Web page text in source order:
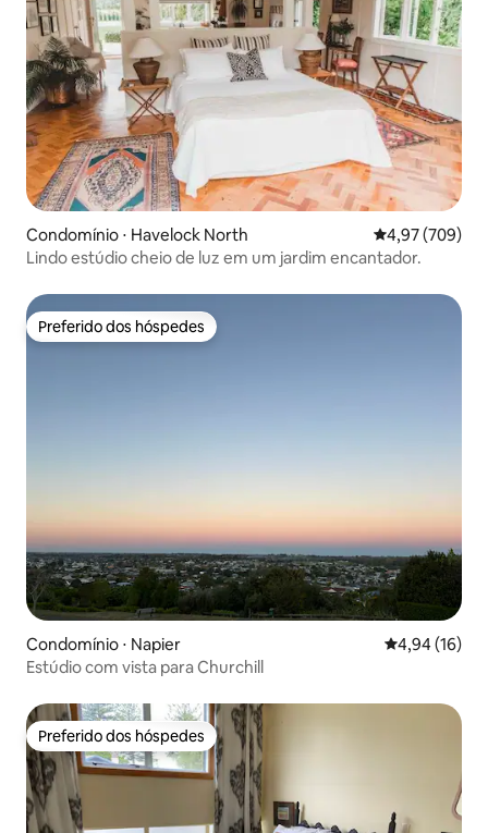
Condomínio ⋅ Havelock North 4,97 de uma
4,97 (709)
Lindo estúdio cheio de luz em um jardim encantador.
Preferido dos hóspedes
Preferido dos hóspedes
Condomínio ⋅ Napier 4,94 de uma
4,94 (16)
Estúdio com vista para Churchill
Preferido dos hóspedes
Preferido dos hóspedes